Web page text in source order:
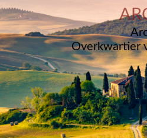
Overkwartier